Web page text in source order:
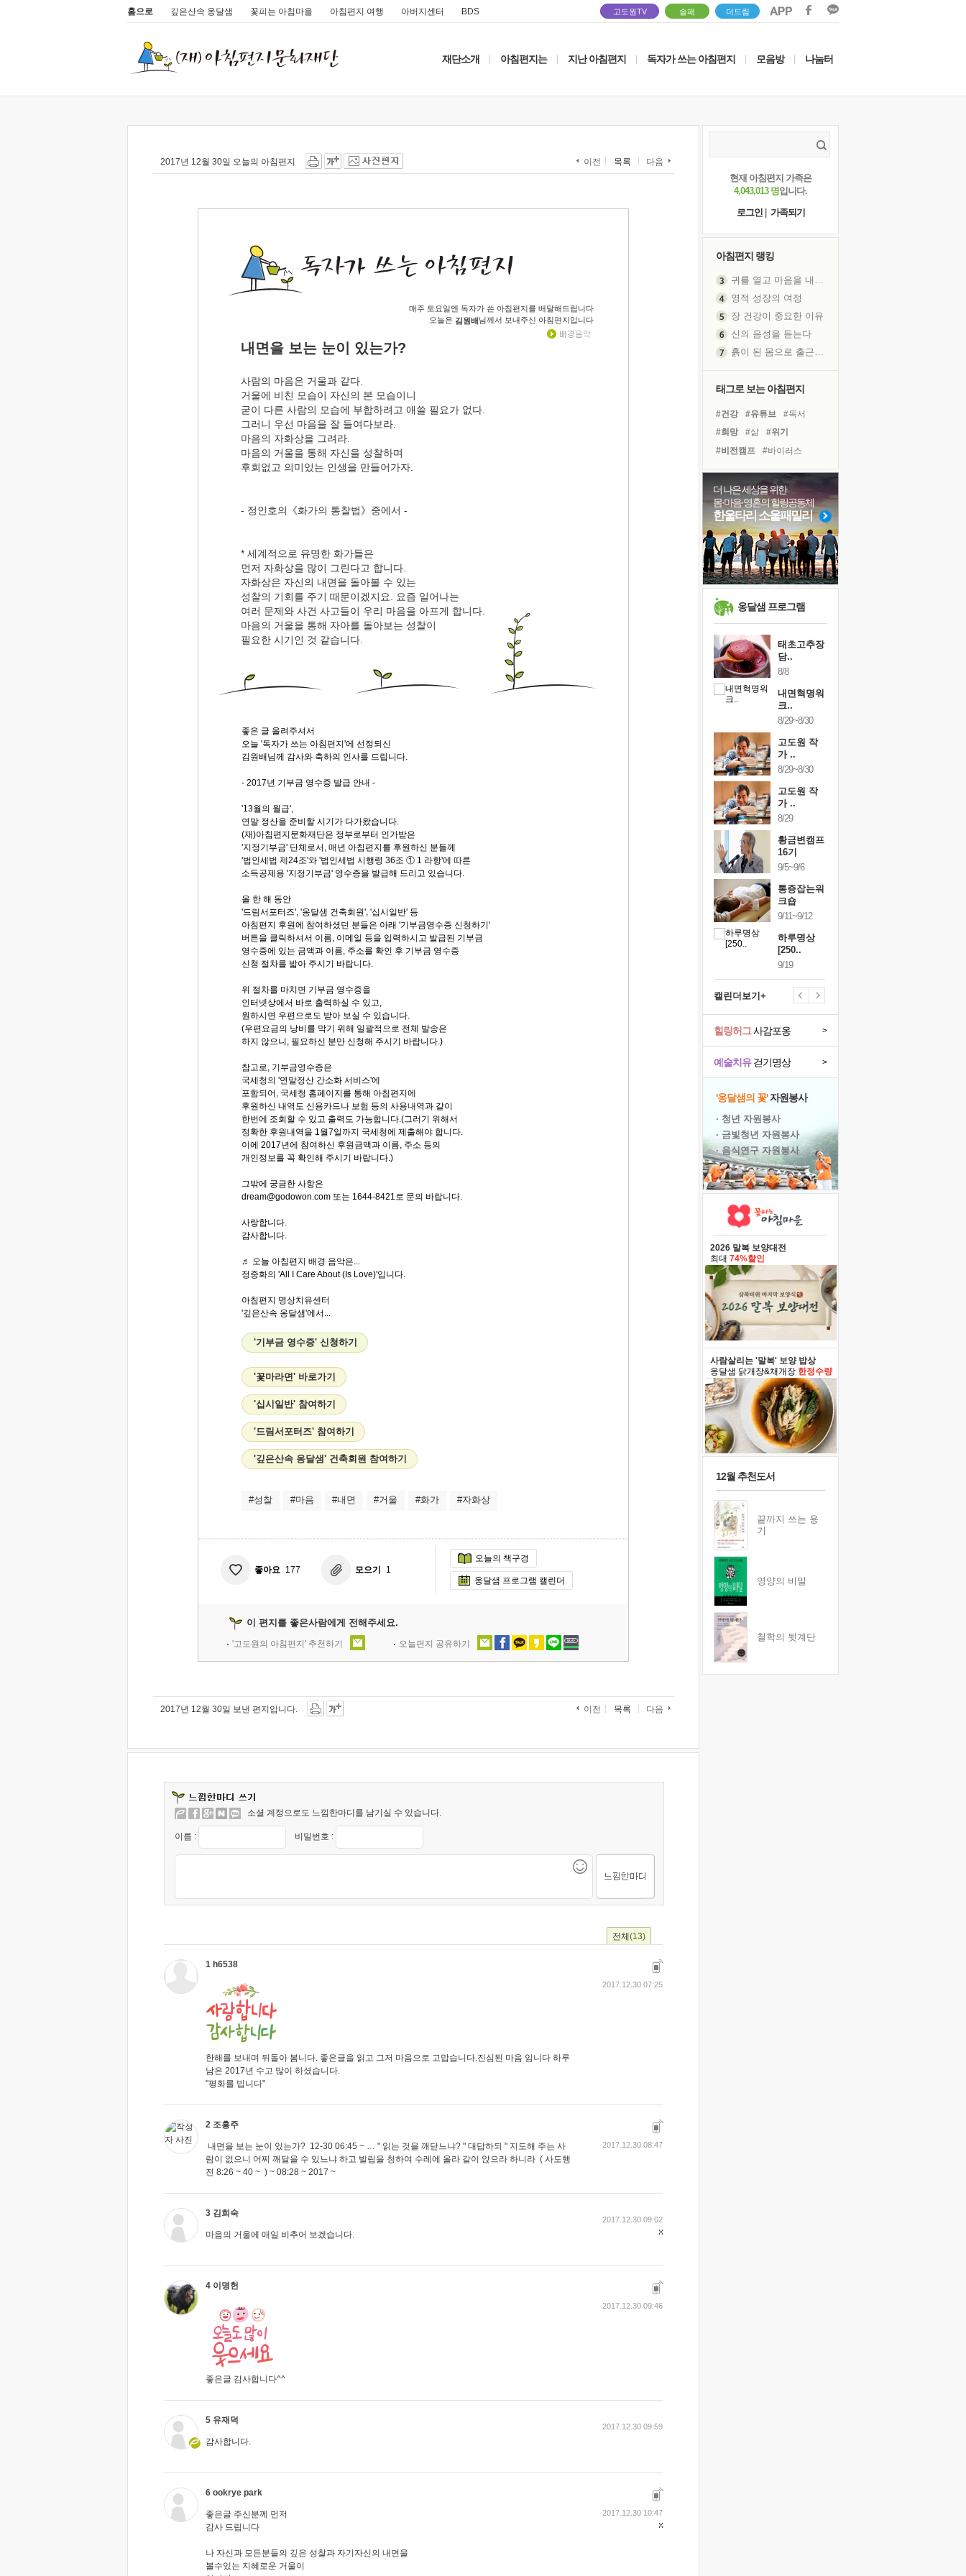
홈으로 깊은산속 옹달샘 꽃피는 아침마을 아침편지 여행 아버지센터 BDS 고도원TV 솔패 더드림
재단소개 아침편지는 지난 아침편지 독자가 쓰는 아침편지 모음방 나눔터
2017년 12월 30일 오늘의 아침편지 이전 목록 다음
매주 토요일엔 독자가 쓴 아침편지를 배달해드립니다
오늘은 김원배 님께서 보내주신 아침편지입니다
내면을 보는 눈이 있는가?
사람의 마음은 거울과 같다.
거울에 비친 모습이 자신의 본 모습이니
굳이 다른 사람의 모습에 부합하려고 애쓸 필요가 없다.
그러니 우선 마음을 잘 들여다보라.
마음의 자화상을 그려라.
마음의 거울을 통해 자신을 성찰하며
후회없고 의미있는 인생을 만들어가자.
- 정인호의《화가의 통찰법》중에서 -
* 세계적으로 유명한 화가들은
먼저 자화상을 많이 그린다고 합니다.
자화상은 자신의 내면을 돌아볼 수 있는
성찰의 기회를 주기 때문이겠지요. 요즘 일어나는
여러 문제와 사건 사고들이 우리 마음을 아프게 합니다.
마음의 거울을 통해 자아를 돌아보는 성찰이
필요한 시기인 것 같습니다.
좋은 글 올려주셔서
오늘 '독자가 쓰는 아침편지'에 선정되신
김원배님께 감사와 축하의 인사를 드립니다.
- 2017년 기부금 영수증 발급 안내 -
'13월의 월급',
연말 정산을 준비할 시기가 다가왔습니다.
(재)아침편지문화재단은 정부로부터 인가받은
'지정기부금' 단체로서, 매년 아침편지를 후원하신 분들께
'법인세법 제24조'와 '법인세법 시행령 36조 ① 1 라항'에 따른
소득공제용 '지정기부금' 영수증을 발급해 드리고 있습니다.
올 한 해 동안
'드림서포터즈', '옹달샘 건축회원', '십시일반' 등
아침편지 후원에 참여하셨던 분들은 아래 '기부금영수증 신청하기'
버튼을 클릭하셔서 이름, 이메일 등을 입력하시고 발급된 기부금
영수증에 있는 금액과 이름, 주소를 확인 후 기부금 영수증
신청 절차를 밟아 주시기 바랍니다.
위 절차를 마치면 기부금 영수증을
인터넷상에서 바로 출력하실 수 있고,
원하시면 우편으로도 받아 보실 수 있습니다.
(우편요금의 낭비를 막기 위해 일괄적으로 전체 발송은
하지 않으니, 필요하신 분만 신청해 주시기 바랍니다.)
참고로, 기부금영수증은
국세청의 '연말정산 간소화 서비스'에
포함되어, 국세청 홈페이지를 통해 아침편지에
후원하신 내역도 신용카드나 보험 등의 사용내역과 같이
한번에 조회할 수 있고 출력도 가능합니다.(그러기 위해서
정확한 후원내역을 1월7일까지 국세청에 제출해야 합니다.
이에 2017년에 참여하신 후원금액과 이름, 주소 등의
개인정보를 꼭 확인해 주시기 바랍니다.)
그밖에 궁금한 사항은
dream@godowon.com 또는 1644-8421로 문의 바랍니다.
사랑합니다.
감사합니다.
♬ 오늘 아침편지 배경 음악은...
정중화의 'All I Care About (Is Love)'입니다.
아침편지 명상치유센터
'깊은산속 옹달샘'에서...
'기부금 영수증' 신청하기
'꽃마라면' 바로가기
'십시일반' 참여하기
'드림서포터즈' 참여하기
'깊은산속 옹달샘' 건축회원 참여하기
#성찰 #마음 #내면 #거울 #화가 #자화상
좋아요 177 모으기 1
오늘의 책구경
옹달샘 프로그램 캘린더
이 편지를 좋은사람에게 전해주세요.
'고도원의 아침편지' 추천하기 오늘편지 공유하기
2017년 12월 30일 보낸 편지입니다. 이전 목록 다음
소셜 계정으로도 느낌한마디를 남기실 수 있습니다.
이름 : 비밀번호 :
전체 (13)
1 h6538
한해를 보내며 뒤돌아 봄니다. 좋은글을 읽고 그저 마음으로 고맙습니다.진심된 마음 임니다 하루
남은 2017년 수고 많이 하셨습니다.
"평화를 빕니다"
2017.12.30 07:25
2 조흥주
내면을 보는 눈이 있는가? 12-30 06:45 ~ … " 읽는 것을 깨닫느냐? " 대답하되 " 지도해 주는 사
람이 없으니 어찌 깨달을 수 있느냐 하고 빌립을 청하여 수레에 올라 같이 앉으라 하니라 ( 사도행
전 8:26 ~ 40 ~ ) ~ 08:28 ~ 2017 ~
2017.12.30 08:47
3 김희숙
마음의 거울에 매일 비추어 보겠습니다.
2017.12.30 09:02
4 이명헌
좋은글 감사합니다^^
2017.12.30 09:46
5 유재덕
감사합니다.
2017.12.30 09:59
6 ookrye park
좋은글 주신분께 먼저
감사 드립니다
나 자신과 모든분들의 깊은 성찰과 자기자신의 내면을
볼수있는 지혜로운 거울이
2017.12.30 10:47
현재 아침편지 가족은
4,043,013 명입니다.
로그인
가족되기
아침편지 랭킹
귀를 열고 마음을 내어주고
영적 성장의 여정
장 건강이 중요한 이유
신의 음성을 듣는다
흙이 된 몸으로 출근하는 여자
졸업식 사진을 보며
아픈 아버지를 위한 공간 설계
극심한 변비, 어깨결림, 수면 장애
슬럼프
보고 싶은 어머니
유년 시절의 부산 영도 바다
못된 꼰대들
희망이란
'모른다'는 것
태그로 보는 아침편지
#건강 #유튜브
#독서
#희망
#삶
#위기
#비전캠프
#바이러스
#아이들
#면역력
#독서캠프
#나눔
#계획
#리더
#친구
#도움
#링컨학교
#다짐
#극복
#경험
#힐링
더 나은 세상을 위한
몸·마음·영혼의 힐링공동체
한울타리 소울패밀리
옹달샘 프로그램
태초고추장
담..
8/8
내면혁명워
크..
8/29~8/30
고도원 작
가 ..
8/29~8/30
고도원 작
가 ..
8/29
황금변캠프
16기
9/5~9/6
통증잡는워
크숍
9/11~9/12
하루명상
[250..
9/19
캘린더보기+
예술치유걷기명상 >
힐링허그사감포옹 >
'옹달샘의 꽃'자원봉사
· 청년 자원봉사
· 금빛청년 자원봉사
· 음식연구 자원봉사
2026 말복 보양대전
최대 74%할인
사람살리는 '말복' 보양 밥상
옹달샘 닭개장&채개장 한정수량
12월 추천도서
끝까지 쓰는 용
기
영양의 비밀
철학의 뒷계단